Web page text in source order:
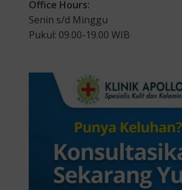
Office Hours:
Senin s/d Minggu
Pukul: 09.00-19.00 WIB